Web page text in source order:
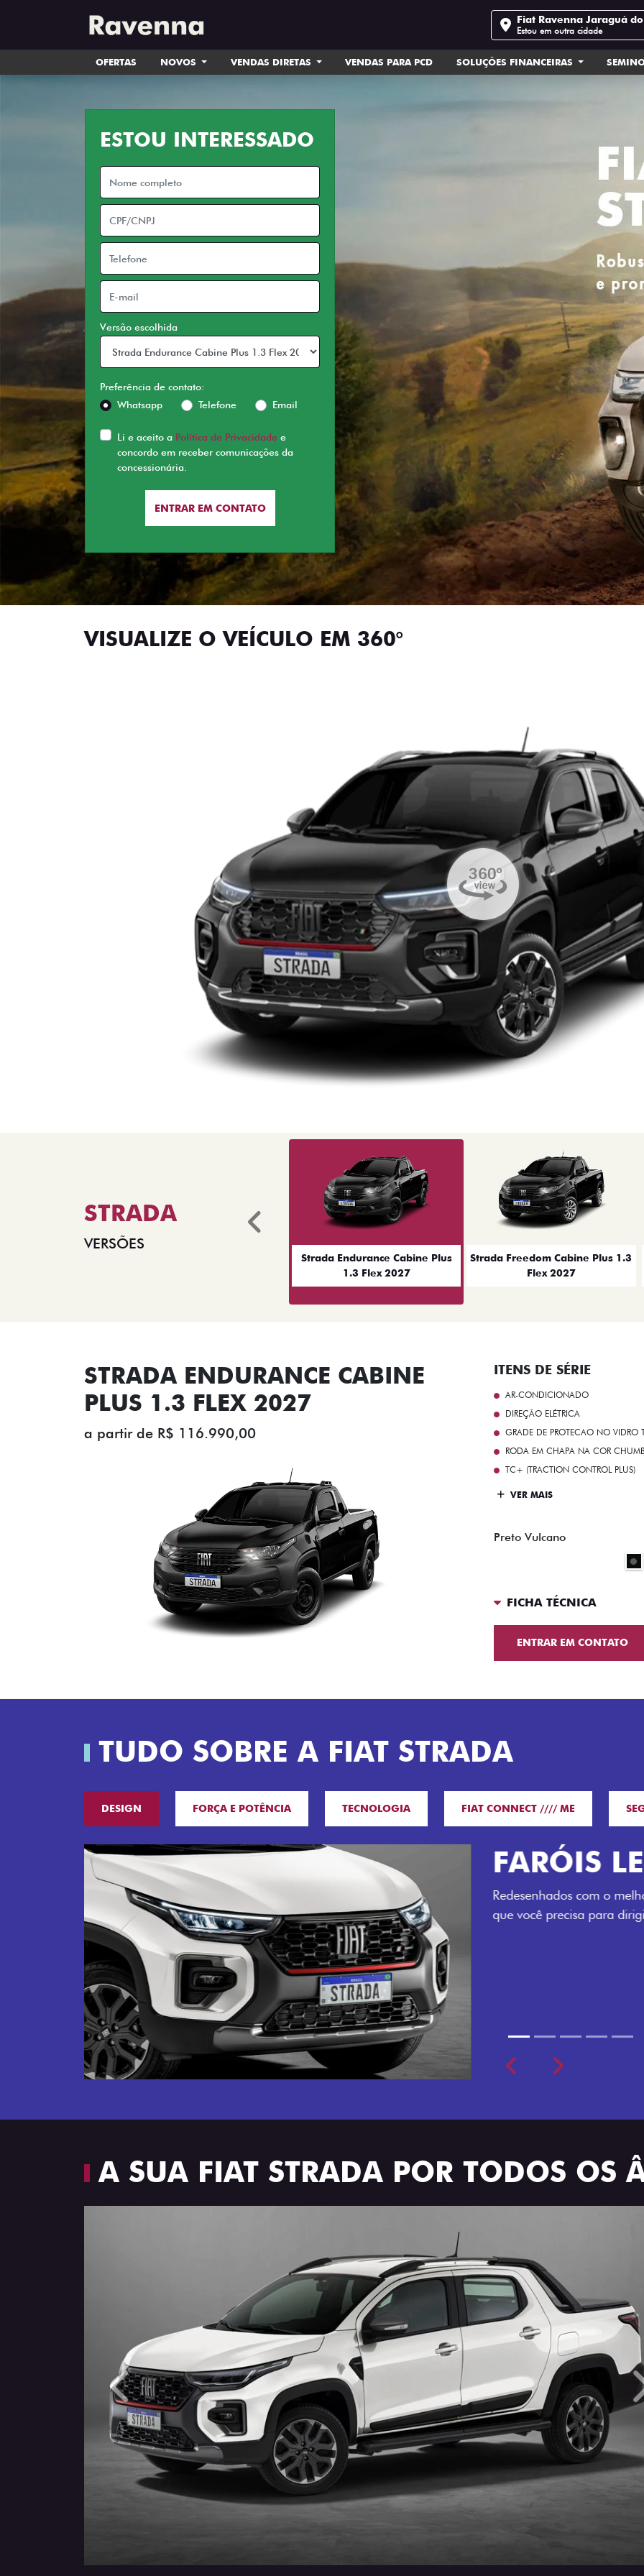
Fiat Ravenna Jaraguá
Estou em outra cidade
OFERTAS NOVOS VENDAS DIRETAS VENDAS PARA PCD SOLUÇÕES FINANCEIRAS
ESTOU INTERESSADO
Versão escolhida
Preferência de contato:
Whatsapp
Telefone Email
Li e aceito a Política de Privacidade e
concordo em receber comunicações da
concessionária.
ENTRAR EM CONTATO
VISUALIZE O VEÍCULO EM 360°
STRADA
VERSÕES
Strada Endurance Cabine Plus
1.3 Flex 2027
Strada Freedom Cabine Plus 1.3
Flex 2027
Anterior
STRADA ENDURANCE CABINE
PLUS 1.3 FLEX 2027
a partir de R$ 116.990,00
ITENS DE SÉRIE
AR-CONDICIONADO
DIREÇÃO ELÉTRICA
GRADE DE PROTECAO NO VIDRO
RODA EM CHAPA NA COR
TC+ (TRACTION CONTROL PLUS)
VER MAIS
Preto Vulcano
FICHA TÉCNICA
ENTRAR EM CONTATO
TUDO SOBRE A FIAT STRADA
DESIGN FORÇA E POTÊNCIA TECNOLOGIA FIAT CONNECT //// ME
O
LUGARES
Próximo
Espaço e conforto
PreviousNext
A SUA FIAT STRADA POR TODOS OS
Anterior